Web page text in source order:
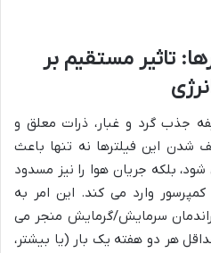
تاثیر مستقیم بر
جذب گرد و غبار، ذرات معلق و
شدن این فیلترها نه تنها باعث
بلکه جریان هوا را نیز مسدود
وارد می کند. این امر به
سرمایش/گرمایش منجر می
هر دو هفته یک بار (یا بیشتر،